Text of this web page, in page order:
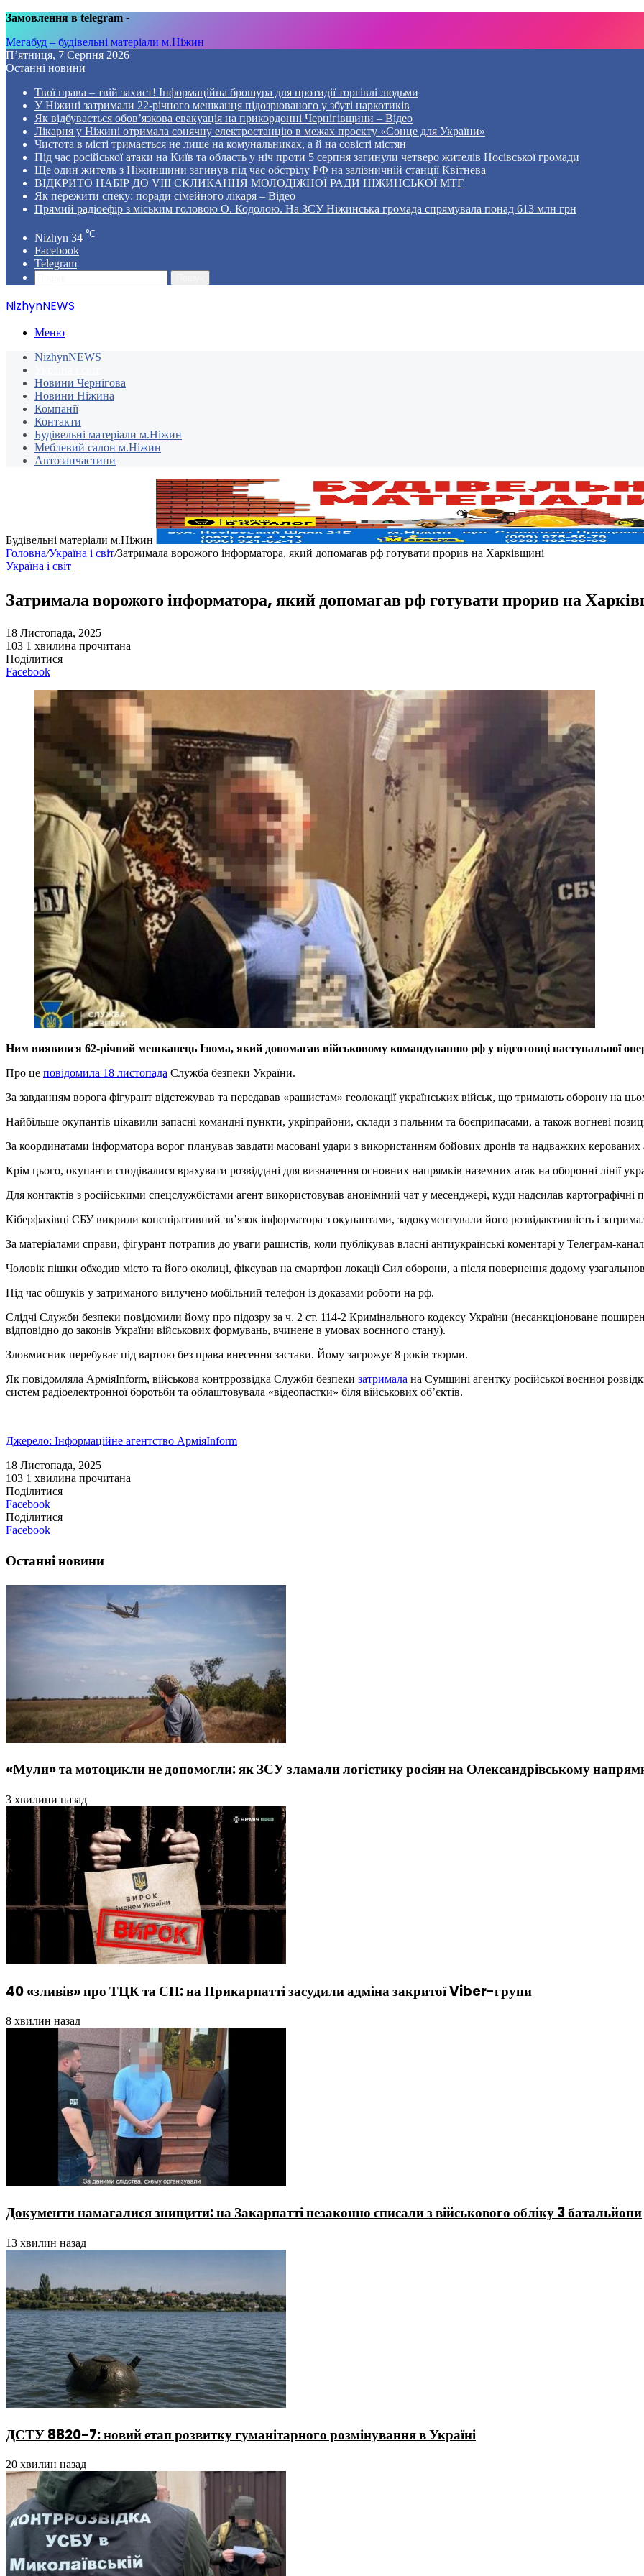
Замовлення в telegram -
Мегабуд – будівельні матеріали м.Ніжин
П’ятниця, 7 Серпня 2026
Останні новини
Твої права – твій захист! Інформаційна брошура для протидії торгівлі людьми
У Ніжині затримали 22-річного мешканця підозрюваного у збуті наркотиків
Як відбувається обов’язкова евакуація на прикордонні Чернігівщини – Відео
Лікарня у Ніжині отримала сонячну електростанцію в межах проєкту «Сонце для України»
Чистота в місті тримається не лише на комунальниках, а й на совісті містян
Під час російської атаки на Київ та область у ніч проти 5 серпня загинули четверо жителів Носівської громади
Ще один житель з Ніжинщини загинув під час обстрілу РФ на залізничній станції Квітнева
ВІДКРИТО НАБІР ДО VIII СКЛИКАННЯ МОЛОДІЖНОЇ РАДИ НІЖИНСЬКОЇ МТГ
Як пережити спеку: поради сімейного лікаря – Відео
Прямий радіоефір з міським головою О. Кодолою. На ЗСУ Ніжинська громада спрямувала понад 613 млн грн
Nizhyn 34 ℃
Facebook
Telegram
NizhynNEWS
Меню
NizhynNEWS
Новини Чернігова
Новини Ніжина
Компанії
Контакти
Будівельні матеріали м.Ніжин
Меблевий салон м.Ніжин
Автозапчастини
Будівельні матеріали м.Ніжин
Головна/Україна і світ/Затримала ворожого інформатора, який допомагав рф готувати прорив на Харківщині
Україна і світ
Затримала ворожого інформатора, який допомагав рф готувати прорив на
18 Листопада, 2025
103 1 хвилина прочитана
Поділитися
Facebook
Ним виявився 62-річний мешканець Ізюма, який допомагав військовому командуванню рф у підготовці наступальної
Про це повідомила 18 листопада Служба безпеки України.
За завданням ворога фігурант відстежував та передавав «рашистам» геолокації українських військ, що тримають оборону на
Найбільше окупантів цікавили запасні командні пункти, укріпрайони, склади з пальним та боєприпасами, а також вогневі
За координатами інформатора ворог планував завдати масовані удари з використанням бойових дронів та надважких керованих
Крім цього, окупанти сподівалися врахувати розвіддані для визначення основних напрямків наземних атак на оборонні лінії
Для контактів з російськими спецслужбістами агент використовував анонімний чат у месенджері, куди надсилав
Кіберфахівці СБУ викрили конспіративний зв’язок інформатора з окупантами, задокументували його розвідактивність і
За матеріалами справи, фігурант потрапив до уваги рашистів, коли публікував власні антиукраїнські коментарі у Телеграм-
Чоловік пішки обходив місто та його околиці, фіксував на смартфон локації Сил оборони, а після повернення додому
Під час обшуків у затриманого вилучено мобільний телефон із доказами роботи на рф.
Слідчі Служби безпеки повідомили йому про підозру за ч. 2 ст. 114-2 Кримінального кодексу України (несанкціоноване
відповідно до законів України військових формувань, вчинене в умовах воєнного стану).
Зловмисник перебуває під вартою без права внесення застави. Йому загрожує 8 років тюрми.
Як повідомляла АрміяInform, військова контррозвідка Служби безпеки затримала на Сумщині агентку російської воєнної
систем радіоелектронної боротьби та облаштовувала «відеопастки» біля військових об’єктів.
Джерело: Інформаційне агентство АрміяInform
18 Листопада, 2025
103 1 хвилина прочитана
Поділитися
Facebook
Поділитися
Facebook
Останні новини
«Мули» та мотоцикли не допомогли: як ЗСУ зламали логістику росіян на Олександрівському
3 хвилини назад
40 «зливів» про ТЦК та СП: на Прикарпатті засудили адміна закритої Viber-групи
8 хвилин назад
Документи намагалися знищити: на Закарпатті незаконно списали з військового обліку 3 батальйони
13 хвилин назад
ДСТУ 8820-7: новий етап розвитку гуманітарного розмінування в Україні
20 хвилин назад